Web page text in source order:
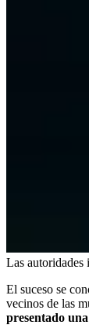
Las autoridades
El suceso se
vecinos de las
presentado